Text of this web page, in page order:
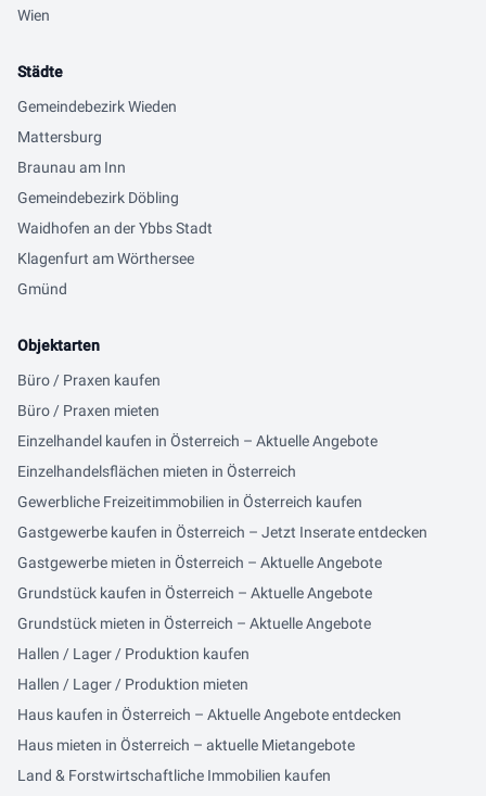
Wien
Städte
Gemeindebezirk Wieden
Mattersburg
Braunau am Inn
Gemeindebezirk Döbling
Waidhofen an der Ybbs Stadt
Klagenfurt am Wörthersee
Gmünd
Objektarten
Büro / Praxen kaufen
Büro / Praxen mieten
Einzelhandel kaufen in Österreich – Aktuelle Angebote
Einzelhandelsflächen mieten in Österreich
Gewerbliche Freizeitimmobilien in Österreich kaufen
Gastgewerbe kaufen in Österreich – Jetzt Inserate entdecken
Gastgewerbe mieten in Österreich – Aktuelle Angebote
Grundstück kaufen in Österreich – Aktuelle Angebote
Grundstück mieten in Österreich – Aktuelle Angebote
Hallen / Lager / Produktion kaufen
Hallen / Lager / Produktion mieten
Haus kaufen in Österreich – Aktuelle Angebote entdecken
Haus mieten in Österreich – aktuelle Mietangebote
Land & Forstwirtschaftliche Immobilien kaufen